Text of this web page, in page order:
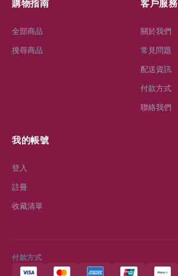
購物指南
全部商品
搜尋商品
客戶服務
關於我們
常見問題
配送資訊
付款方式
聯絡我們
我的帳號
登入
註冊
收藏清單
付款方式